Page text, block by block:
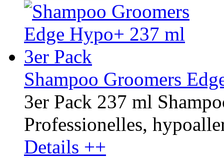
Shampoo Groomers
3er Pack 237 ml
Professionelles,
Details ++